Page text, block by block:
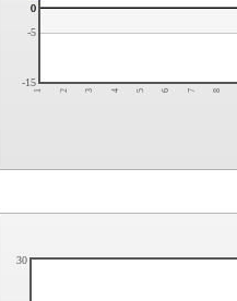
1 2 3 4 5 6 7 8
-15
-5
0
0
30